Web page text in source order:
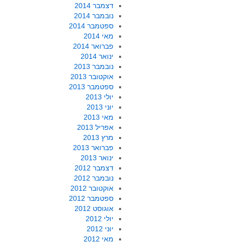
דצמבר 2014
נובמבר 2014
ספטמבר 2014
מאי 2014
פברואר 2014
ינואר 2014
נובמבר 2013
אוקטובר 2013
ספטמבר 2013
יולי 2013
יוני 2013
מאי 2013
אפריל 2013
מרץ 2013
פברואר 2013
ינואר 2013
דצמבר 2012
נובמבר 2012
אוקטובר 2012
ספטמבר 2012
אוגוסט 2012
יולי 2012
יוני 2012
מאי 2012